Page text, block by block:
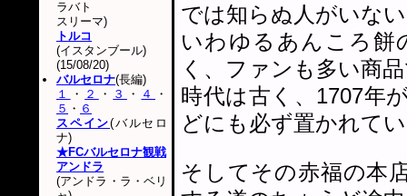
では知らぬ人がいな
いわゆるあんころ餅
く、ファンも多い商
時代は古く、1707年
どにも必ず置かれて
そしてその赤福の本
ラバト
スリーマ)
トルコ
(イスタンブール)
(15/08/20)
バルセロナ(長編)
１
・ ２ ・ ３ ・ ４
・
５ ・ ６
スペイン(バルセロ
ナ)
★FCバルセロナ観戦
アンドラ
(アンドラ・ラ・ベリ